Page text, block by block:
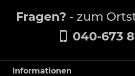
Fragen? - zum
040-673
Informationen